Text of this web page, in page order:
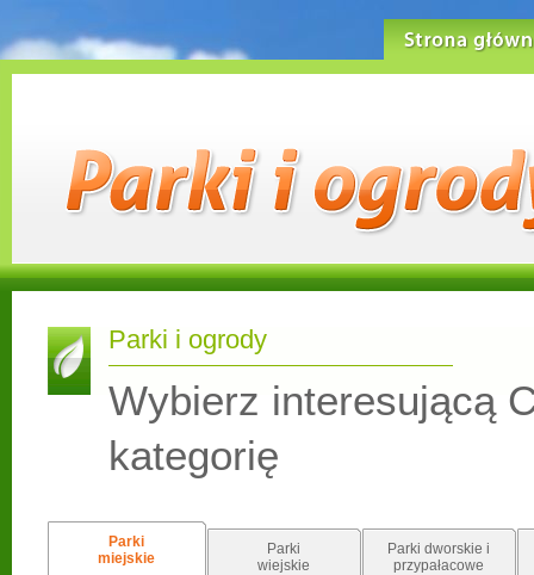
Parki i ogrody
Wybierz interesującą
kategorię
Parki
miejskie
Parki
wiejskie
Parki dworskie i
przypałacowe
Strona główna